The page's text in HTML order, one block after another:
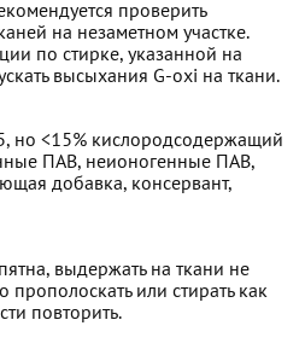
проверить
на незаметном участке.
по стирке, указанной на
высыхания G-oxi на ткани.
но <15% кислородсодержащий
ПАВ, неионогенные ПАВ,
добавка, консервант,
выдержать на ткани не
прополоскать или стирать как
повторить.